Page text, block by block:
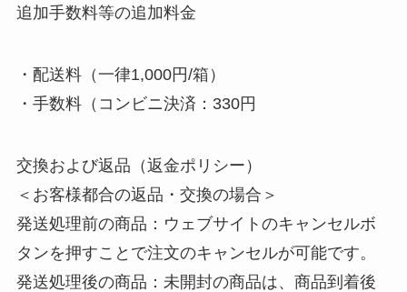
追加手数料等の追加料金
・配送料（一律1,000円/箱）
・手数料（コンビニ決済：330円
交換および返品（返金ポリシー）
＜お客様都合の返品・交換の場合＞
発送処理前の商品：ウェブサイトのキャンセルボ
タンを押すことで注文のキャンセルが可能です。
発送処理後の商品：未開封の商品は、商品到着後